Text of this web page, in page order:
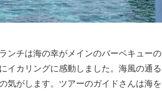
ンチは海の幸がメインのバーベキューの
イカリングに感動しました。海風の通る
気がします。ツアーのガイドさんは海を